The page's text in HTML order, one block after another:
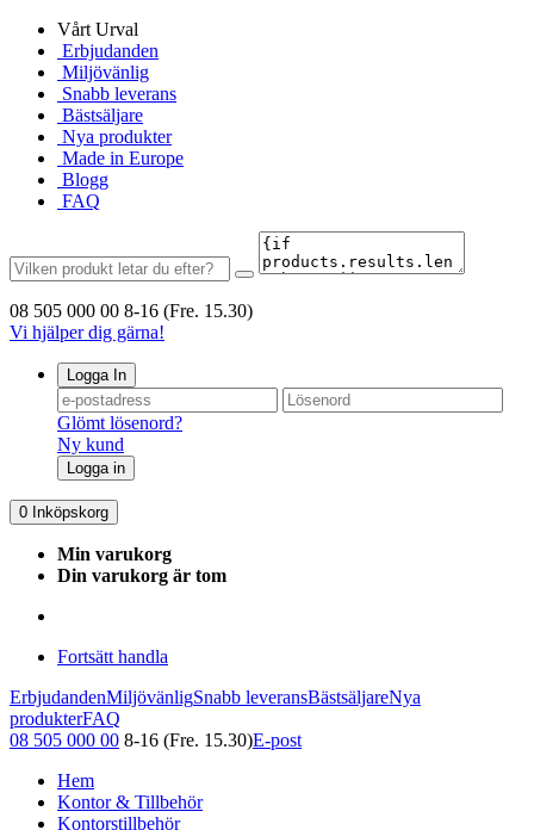
Vårt Urval
Erbjudanden
Miljövänlig
Snabb leverans
Bästsäljare
Nya produkter
Made in Europe
Blogg
FAQ
08 505 000 00 8-16 (Fre. 15.30)
Vi hjälper dig gärna!
Logga In
Glömt lösenord?
Ny kund
Logga in
0 Inköpskorg
Min varukorg
Din varukorg är tom
Fortsätt handla
ErbjudandenMiljövänligSnabb leveransBästsäljareNya
produkterFAQ
08 505 000 00 8-16 (Fre. 15.30)E-post
Hem
Kontor & Tillbehör
Kontorstillbehör